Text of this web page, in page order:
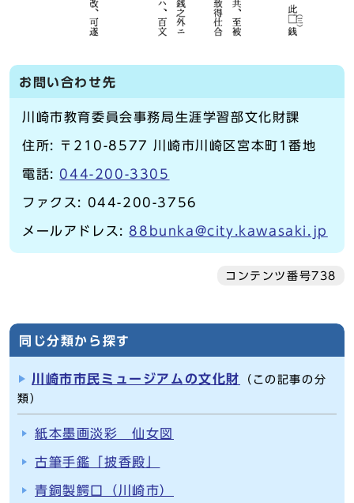
お問い合わせ先
川崎市教育委員会事務局生涯学習部文化財課
住所: 〒210-8577 川崎市川崎区宮本町1番地
電話: 044-200-3305
ファクス: 044-200-3756
メールアドレス:88bunka@city.kawasaki.jp
コンテンツ番号738
同じ分類から探す
川崎市市民ミュージアムの文化財
（この記事の分
類）
紙本墨画淡彩 仙女図
古筆手鑑「披香殿」
青銅製鰐口（川崎市）